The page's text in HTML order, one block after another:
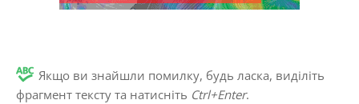
Якщо ви знайшли помилку, будь ласка, виділіть
фрагмент тексту та натисніть Ctrl+Enter.